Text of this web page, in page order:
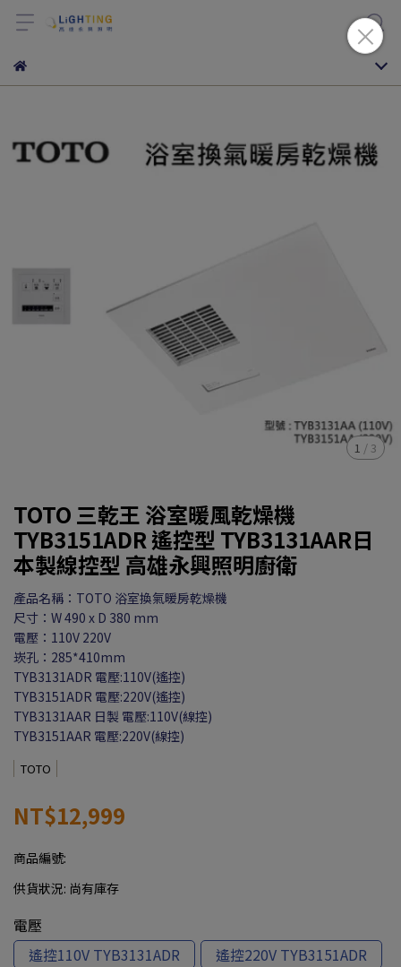
1 / 3
TOTO 三乾王 浴室暖風乾燥機
TYB3151ADR 遙控型 TYB3131AAR日
本製線控型 高雄永興照明廚衛
產品名稱：TOTO 浴室換氣暖房乾燥機
尺寸：W 490 x D 380 mm
電壓：110V 220V
崁孔：285*410mm
TYB3131ADR 電壓:110V(遙控)
TYB3151ADR 電壓:220V(遙控)
TYB3131AAR 日製 電壓:110V(線控)
TYB3151AAR 電壓:220V(線控)
TOTO
NT$12,999
商品編號:
供貨狀況: 尚有庫存
電壓
遙控110V TYB3131ADR
遙控220V TYB3151ADR